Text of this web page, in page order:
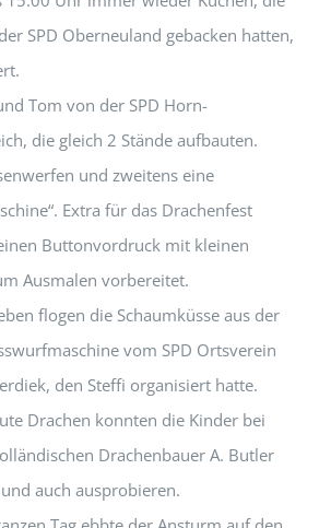
SPD Oberneuland gebacken hatten,
Tom von der SPD Horn-
die gleich 2 Stände aufbauten.
und zweitens eine
Extra für das Drachenfest
Buttonvordruck mit kleinen
Ausmalen vorbereitet.
flogen die Schaumküsse aus der
vom SPD Ortsverein
den Steffi organisiert hatte.
Drachen konnten die Kinder bei
Drachenbauer A. Butler
auch ausprobieren.